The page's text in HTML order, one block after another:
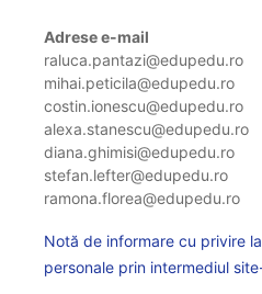
Adrese e-mail
raluca.pantazi@edupedu.ro
mihai.peticila@edupedu.ro
costin.ionescu@edupedu.ro
alexa.stanescu@edupedu.ro
diana.ghimisi@edupedu.ro
stefan.lefter@edupedu.ro
ramona.florea@edupedu.ro
Notă de informare cu privire
personale prin intermediul